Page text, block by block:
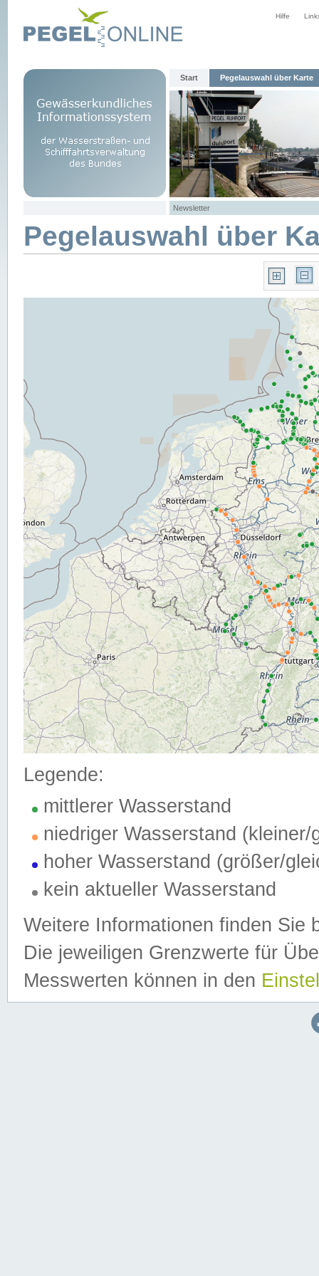
Hilfe
Start Pegelauswahl über Karte
Newsletter
Pegelauswahl über
Legende:
mittlerer Wasserstand
niedriger Wasserstand (kleiner/
hoher Wasserstand (größer/
kein aktueller Wasserstand
Weitere Informationen finden Sie
Die jeweiligen Grenzwerte für
Messwerten können in den